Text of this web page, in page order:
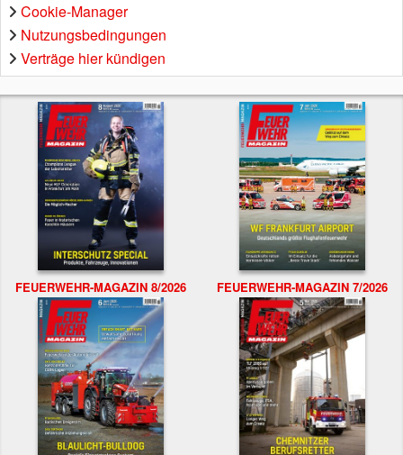
Cookie-Manager
Nutzungsbedingungen
Verträge hier kündigen
FEUERWEHR-MAGAZIN 8/2026 FEUERWEHR-MAGAZIN 7/2026